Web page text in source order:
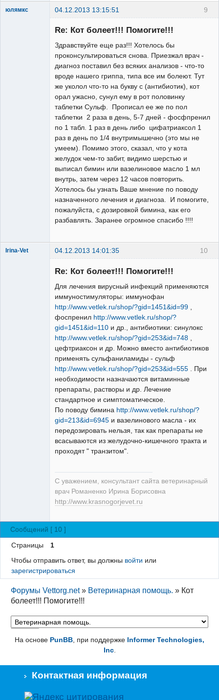
9
юлямкс 04.12.2013 13:15:51
Зарегистрированный
Re: Кот болеет!!! Помогите!!!
Здравствуйте еще раз!!! Хотелось бы
проконсультироваться снова. Приезжал врач -
диагноз поставил без всяких анализов - что-то
вроде нашего гриппа, типа все им болеют. Тут
же уколол что-то на букву с (антибиотик), кот
орал ужасно, сунул ему в рот половинку
таблетки Сульф. Прописал ее же по пол
таблетки 2 раза в день, 5-7 дней - фосфпренил
по 1 табл. 1 раз в день либо цифатриаксол 1
раз в день по 1/4 внутримышечно (это мы не
умеем). Помимо этого, сказал, что у кота
желудок чем-то забит, видимо шерстью и
выписал бимин или вазелиновое масло 1 мл
внутрь, затем через 12 часов повторить.
Хотелось бы узнать Ваше мнение по поводу
назначенного лечения и диагноза. И помогите,
пожалуйста, с дозировкой бимина, как его
разбавлять. Заранее огромное спасибо !!!!
10
Irina-Vet 04.12.2013 14:01:35
Re: Кот болеет!!! Помогите!!!
Для лечения вирусный инфекций применяются
иммуностимуляторы: иммунофан
http://www.vetlek.ru/shop/?gid=1451&id=99
фоспренил http://www.vetlek.ru/shop/?
gid=1451&id=110 и др., антибиотики: синулокс
http://www.vetlek.ru/shop/?gid=253&id=748
цефтриаксон и др. Можно вместо антибиотиков
применять сульфаниламиды - сульф
http://www.vetlek.ru/shop/?gid=253&id=555 . При
необходимости назначаются витаминные
препараты, растворы и др. Лечение
стандартное и симптоматическое.
По поводу бимина http://www.vetlek.ru/shop/?
gid=213&id=6945 и вазелинового масла - их
передозировать нельзя, так как препараты не
всасываются из желудочно-кишечного тракта и
проходят " транзитом".
С уважением, консультант сайта ветеринарный
врач Романенко Ирина Борисовна
http://www.krasnogorjevet.ru
Сообщений [ 10 ]
Страницы
1
Чтобы отправить ответ, вы должны войти или
зарегистрироваться
Форумы Vettorg.net » Ветеринарная помощь. » Кот
болеет!!! Помогите!!!
На основе PunBB , при поддержке Informer Technologies,
Inc.
Контактная информация